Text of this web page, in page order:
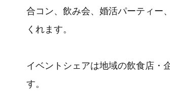
合コン、飲み会、婚活パーティー
くれます。
イベントシェアは地域の飲食店・
す。